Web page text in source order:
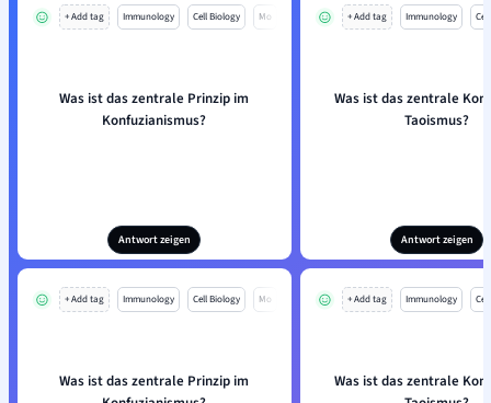
+ Add tag Immunology Cell Biology Mo
Was ist das zentrale Prinzip im
Konfuzianismus?
Antwort zeigen
+ Add tag Immunology
Was ist das zentrale
Taoismus?
Antwort zeigen
+ Add tag Immunology Cell Biology Mo
Was ist das zentrale Prinzip im
+ Add tag Immunology
Was ist das zentrale